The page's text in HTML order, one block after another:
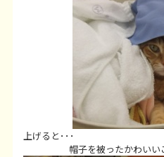
上げると･･･
帽子を被ったかわいいこ